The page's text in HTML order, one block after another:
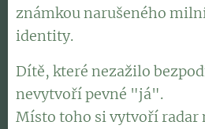
známkou narušeného
identity.
Dítě, které nezažilo
nevytvoří pevné "já".
Místo toho si vytvoří radar